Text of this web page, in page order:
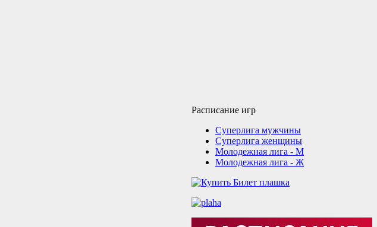
Расписание игр
Суперлига мужчины
Суперлига женщины
Молодежная лига - М
Молодежная лига - Ж